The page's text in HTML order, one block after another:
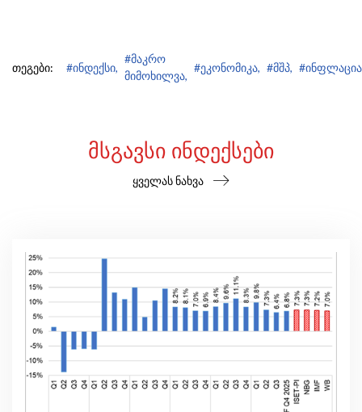
თეგები: #ინდექსი,
#მაკრო
მიმოხილვა,
#ეკონომიკა, #მშპ,
ᲛᲡᲒᲐᲕᲡᲘ ᲘᲜᲓᲔᲥᲡᲔᲑᲘ
ყველას ნახვა